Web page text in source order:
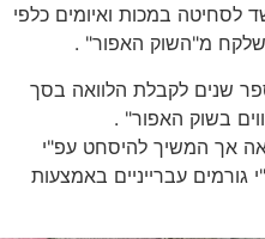
במכות ואיומים כלפי
מ"השוק האפור" .
לקבלת הלוואה בסך
האפור" .
המשיך להיסחט עפ"י
עברייניים באמצעות